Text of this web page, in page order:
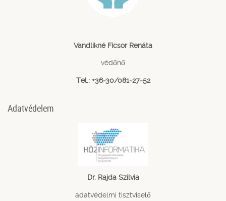
Vandlikné Ficsor Renáta
védőnő
Tel.: +36-30/081-27-52
Adatvédelem
Dr. Rajda Szilvia
adatvédelmi tisztviselő